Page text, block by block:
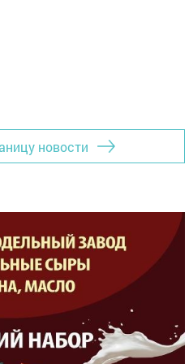
новости